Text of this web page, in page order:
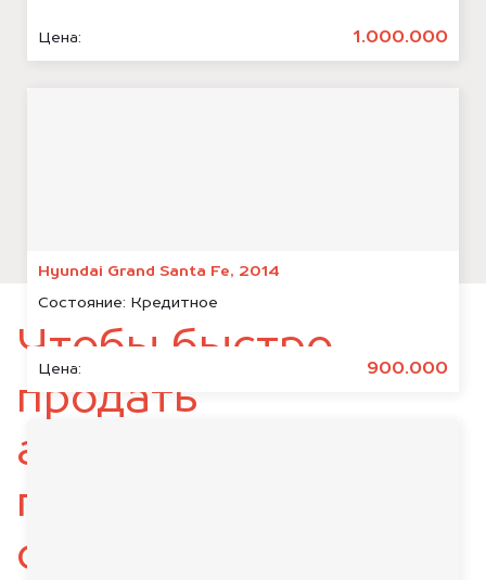
Цена: 1.000.000
Hyundai Grand Santa Fe, 2014
Состояние: Кредитное
Цена: 900.000
Чтобы быстро
продать
автомобиль,
подготовьте
следующие